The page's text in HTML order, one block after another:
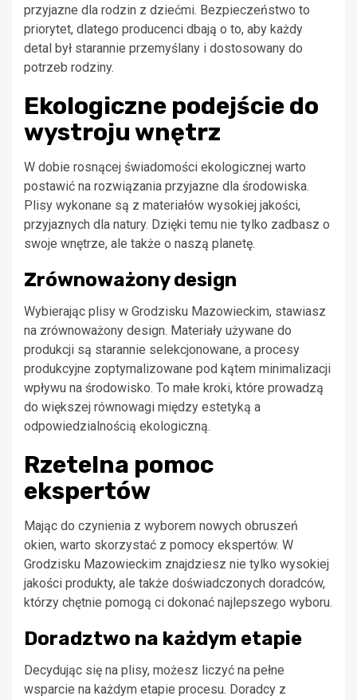
przyjazne dla rodzin z dziećmi. Bezpieczeństwo to
priorytet, dlatego producenci dbają o to, aby każdy
detal był starannie przemyślany i dostosowany do
potrzeb rodziny.
Ekologiczne podejście do
wystroju wnętrz
W dobie rosnącej świadomości ekologicznej warto
postawić na rozwiązania przyjazne dla środowiska.
Plisy wykonane są z materiałów wysokiej jakości,
przyjaznych dla natury. Dzięki temu nie tylko zadbasz o
swoje wnętrze, ale także o naszą planetę.
Zrównoważony design
Wybierając plisy w Grodzisku Mazowieckim, stawiasz
na zrównoważony design. Materiały używane do
produkcji są starannie selekcjonowane, a procesy
produkcyjne zoptymalizowane pod kątem minimalizacji
wpływu na środowisko. To małe kroki, które prowadzą
do większej równowagi między estetyką a
odpowiedzialnością ekologiczną.
Rzetelna pomoc
ekspertów
Mając do czynienia z wyborem nowych obruszeń
okien, warto skorzystać z pomocy ekspertów. W
Grodzisku Mazowieckim znajdziesz nie tylko wysokiej
jakości produkty, ale także doświadczonych doradców,
którzy chętnie pomogą ci dokonać najlepszego wyboru.
Doradztwo na każdym etapie
Decydując się na plisy, możesz liczyć na pełne
wsparcie na każdym etapie procesu. Doradcy z